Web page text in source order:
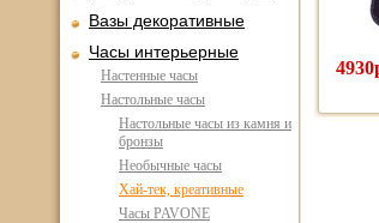
Вазы декоративные
Часы интерьерные
Настенные часы
Настольные часы
Настольные часы из камня и
бронзы
Необычные часы
Хай-тек, креативные
Часы PAVONE